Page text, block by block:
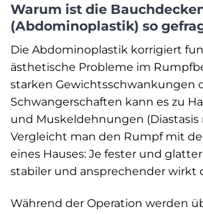
Warum ist die
(Abdominoplastik) so
Die Abdominoplastik korrigiert
ästhetische Probleme im
starken Gewichtsschwankungen
Schwangerschaften kann es zu
und Muskeldehnungen
Vergleicht man den Rumpf mit
eines Hauses: Je fester und
stabiler und ansprechender wirkt
Während der Operation werden